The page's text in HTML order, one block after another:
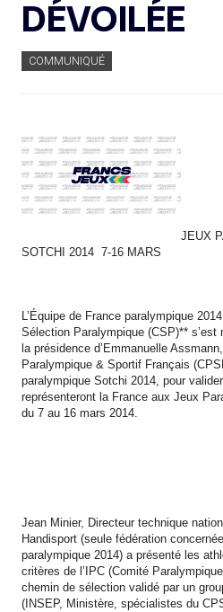
DÉVOILÉE
COMMUNIQUÉ
JEUX
SOTCHI 2014 7-16 MARS
L’Équipe de France paralympique
Sélection Paralympique (CSP)**
la présidence d’Emmanuelle
Paralympique & Sportif Français
paralympique Sotchi 2014, pour
représenteront la France aux Jeux
du 7 au 16 mars 2014.
Jean Minier, Directeur technique
Handisport (seule fédération
paralympique 2014) a présenté les
critères de l’IPC (Comité
chemin de sélection validé par un
(INSEP, Ministère, spécialistes du